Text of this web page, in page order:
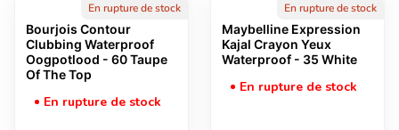
En rupture de stock
Bourjois Contour
Clubbing Waterproof
Oogpotlood - 60 Taupe
Of The Top
En rupture de stock
En rupture de stock
Maybelline Expression
Kajal Crayon Yeux
Waterproof - 35 White
En rupture de stock